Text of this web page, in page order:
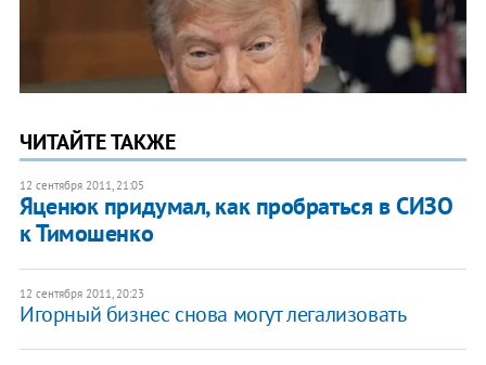
ЧИТАЙТЕ ТАКЖЕ
12 сентября 2011, 21:05
Яценюк придумал, как пробраться в СИЗО
к Тимошенко
12 сентября 2011, 20:23
Игорный бизнес снова могут легализовать